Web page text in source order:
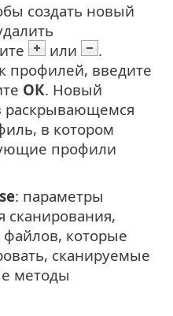
создать новый
или
.
профилей, введите
ОК. Новый
раскрывающемся
в котором
профили
: параметры
сканирования,
которые
сканируемые
методы